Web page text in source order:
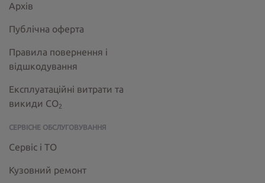
Архів
Публічна оферта
Правила повернення і
відшкодування
Експлуатаційні витрати та
викиди СО2
СЕРВІСНЕ ОБСЛУГОВУВАННЯ
Сервіс і ТО
Кузовний ремонт